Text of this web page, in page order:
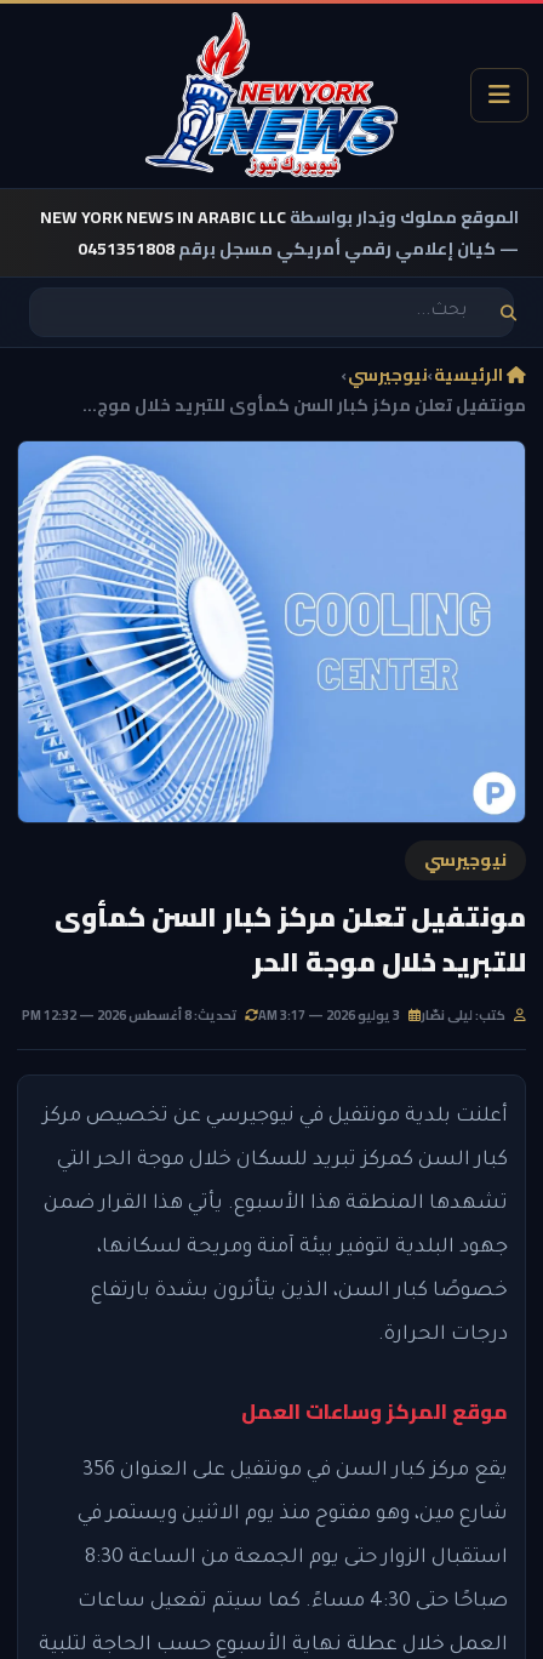
الموقع مملوك ويُدار بواسطةNEW YORK NEWS IN ARABIC LLC
— كيان إعلامي رقمي أمريكي مسجل برقم0451351808
الرئيسية›نيوجيرسي›
مونتفيل تعلن مركز كبار السن كمأوى للتبريد خلال موج...
نيوجيرسي
مونتفيل تعلن مركز كبار السن كمأوى
للتبريد خلال موجة الحر
كتب: ليلى نصّار تحديث: 8 أغسطس 2026 — 12:32 PM
أعلنت بلدية مونتفيل في نيوجيرسي عن تخصيص مركز
كبار السن كمركز تبريد للسكان خلال موجة الحر التي
تشهدها المنطقة هذا الأسبوع. يأتي هذا القرار ضمن
جهود البلدية لتوفير بيئة آمنة ومريحة لسكانها،
خصوصًا كبار السن، الذين يتأثرون بشدة بارتفاع
درجات الحرارة.
موقع المركز وساعات العمل
يقع مركز كبار السن في مونتفيل على العنوان 356
شارع مين، وهو مفتوح منذ يوم الاثنين ويستمر في
استقبال الزوار حتى يوم الجمعة من الساعة 8:30
صباحًا حتى 4:30 مساءً. كما سيتم تفعيل ساعات
العمل خلال عطلة نهاية الأسبوع حسب الحاجة لتلبية